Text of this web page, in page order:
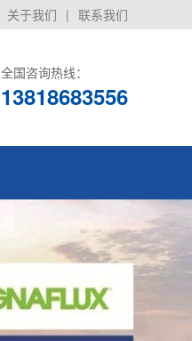
关于我们 | 联系我们
全国咨询热线：
13818683556